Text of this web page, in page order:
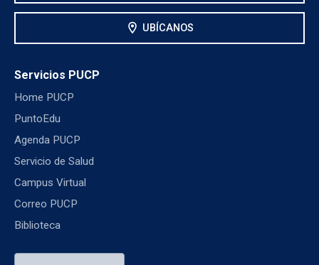
location_on UBÍCANOS
Servicios PUCP
Home PUCP
PuntoEdu
Agenda PUCP
Servicio de Salud
Campus Virtual
Correo PUCP
Biblioteca